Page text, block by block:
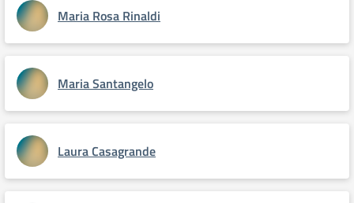
Maria Rosa Rinaldi
Maria Santangelo
Laura Casagrande